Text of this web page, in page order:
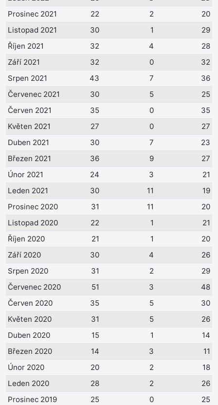
Prosinec 2021
22 2
20
Listopad 2021
30 1
29
Říjen 2021
32 4
28
Září 2021
32 0
32
Srpen 2021
43 7
36
Červenec 2021
30 5
25
Červen 2021
35 0
35
Květen 2021
27 0
27
Duben 2021
30 7
23
Březen 2021
36 9
27
Únor 2021
24 3
21
Leden 2021
30 11
19
Prosinec 2020
31 11
20
Listopad 2020
22 1
21
Říjen 2020
21 1
20
Září 2020
30 4
26
Srpen 2020
31 2
29
Červenec 2020
51 3
48
Červen 2020
35 5
30
Květen 2020
31 5
26
Duben 2020
15 1
14
Březen 2020
14 3
11
Únor 2020
20 2
18
Leden 2020
28 2
26
Prosinec 2019
25 0
25